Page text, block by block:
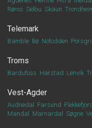
Røros Selbu Skaun
Telemark
Bamble Bø Notodden
Troms
Bardufoss Harstad Lenvik
Vest-Agder
Audnedal Farsund
Mandal
Marnardal Søgne